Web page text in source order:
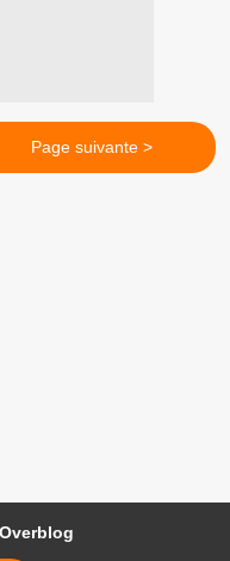
Page suivante >